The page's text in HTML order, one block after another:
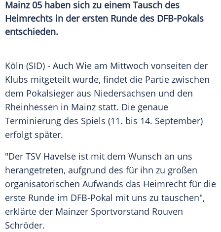
Mainz 05 haben sich zu einem Tausch des
Heimrechts in der ersten Runde des DFB-Pokals
entschieden.
Köln (SID) - Auch Wie am Mittwoch vonseiten der
Klubs mitgeteilt wurde, findet die Partie zwischen
dem Pokalsieger aus Niedersachsen und den
Rheinhessen in Mainz statt. Die genaue
Terminierung des Spiels (11. bis 14. September)
erfolgt später.
"Der TSV Havelse ist mit dem Wunsch an uns
herangetreten, aufgrund des für ihn zu großen
organisatorischen Aufwands das Heimrecht für die
erste Runde im DFB-Pokal mit uns zu tauschen",
erklärte der Mainzer Sportvorstand Rouven
Schröder.